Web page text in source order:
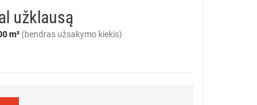
užklausą
m² (bendras užsakymo kiekis)